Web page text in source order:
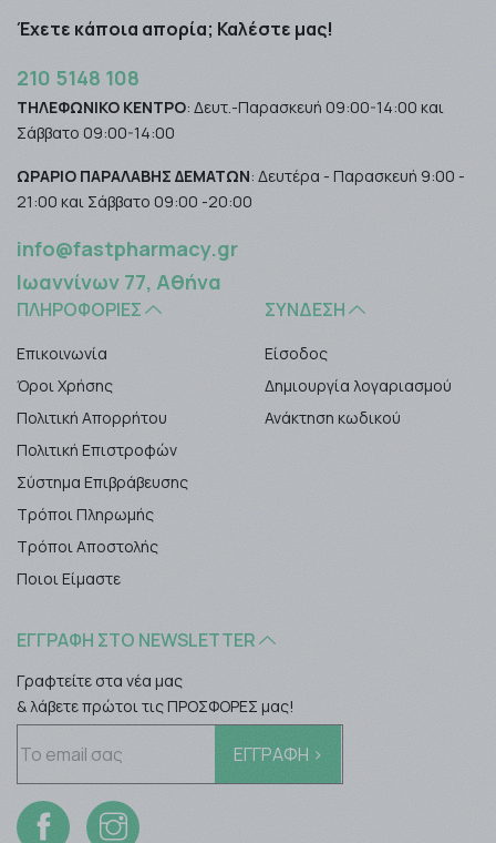
Έχετε κάποια απορία; Καλέστε μας!
210 5148 108
ΤΗΛΕΦΩΝΙΚΟ ΚΕΝΤΡΟ: Δευτ.-Παρασκευή 09:00-14:00 και
Σάββατο 09:00-14:00
ΩΡΑΡΙΟ ΠΑΡΑΛΑΒΗΣ ΔΕΜΑΤΩΝ: Δευτέρα - Παρασκευή 9:00 -
21:00 και Σάββατο 09:00 -20:00
info@fastpharmacy.gr
Ιωαννίνων 77, Αθήνα
ΠΛΗΡΟΦΟΡΊΕΣ
Επικοινωνία
Όροι Χρήσης
Πολιτική Απορρήτου
Πολιτική Επιστροφών
Σύστημα Επιβράβευσης
Τρόποι Πληρωμής
Τρόποι Αποστολής
Ποιοι Είμαστε
ΣΎΝΔΕΣΗ
Είσοδος
Δημιουργία λογαριασμού
Ανάκτηση κωδικού
ΕΓΓΡΑΦΉ ΣΤΟ NEWSLETTER
Γραφτείτε στα νέα μας
& λάβετε πρώτοι τις ΠΡΟΣΦΟΡΕΣ μας!